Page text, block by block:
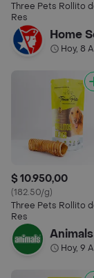
Three Pets Rollito
Res
Home
Hoy, 8
$ 10.950,00
(182.50/g)
Three Pets Rollito
Res
Animals
Hoy, 9